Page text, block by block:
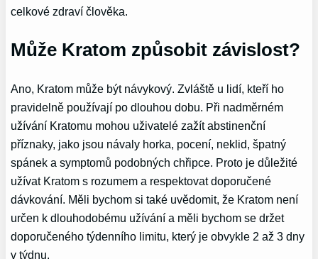
celkové zdraví člověka.
Může Kratom způsobit závislost?
Ano, Kratom může být návykový. Zvláště u lidí, kteří ho
pravidelně používají po dlouhou dobu. Při nadměrném
užívání Kratomu mohou uživatelé zažít abstinenční
příznaky, jako jsou návaly horka, pocení, neklid, špatný
spánek a symptomů podobných chřipce. Proto je důležité
užívat Kratom s rozumem a respektovat doporučené
dávkování. Měli bychom si také uvědomit, že Kratom není
určen k dlouhodobému užívání a měli bychom se držet
doporučeného týdenního limitu, který je obvykle 2 až 3 dny
v týdnu.